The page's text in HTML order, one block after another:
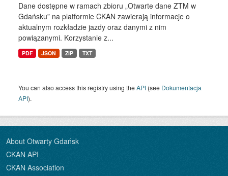
Dane dostępne w ramach zbioru „Otwarte dane ZTM w
Gdańsku” na platformie CKAN zawierają informacje o
aktualnym rozkładzie jazdy oraz danymi z nim
powiązanymi. Korzystanie z...
PDF JSON ZIP TXT
You can also access this registry using theAPI (see Dokumentacja
API).
About Otwarty Gdańsk
CKAN API
CKAN Association